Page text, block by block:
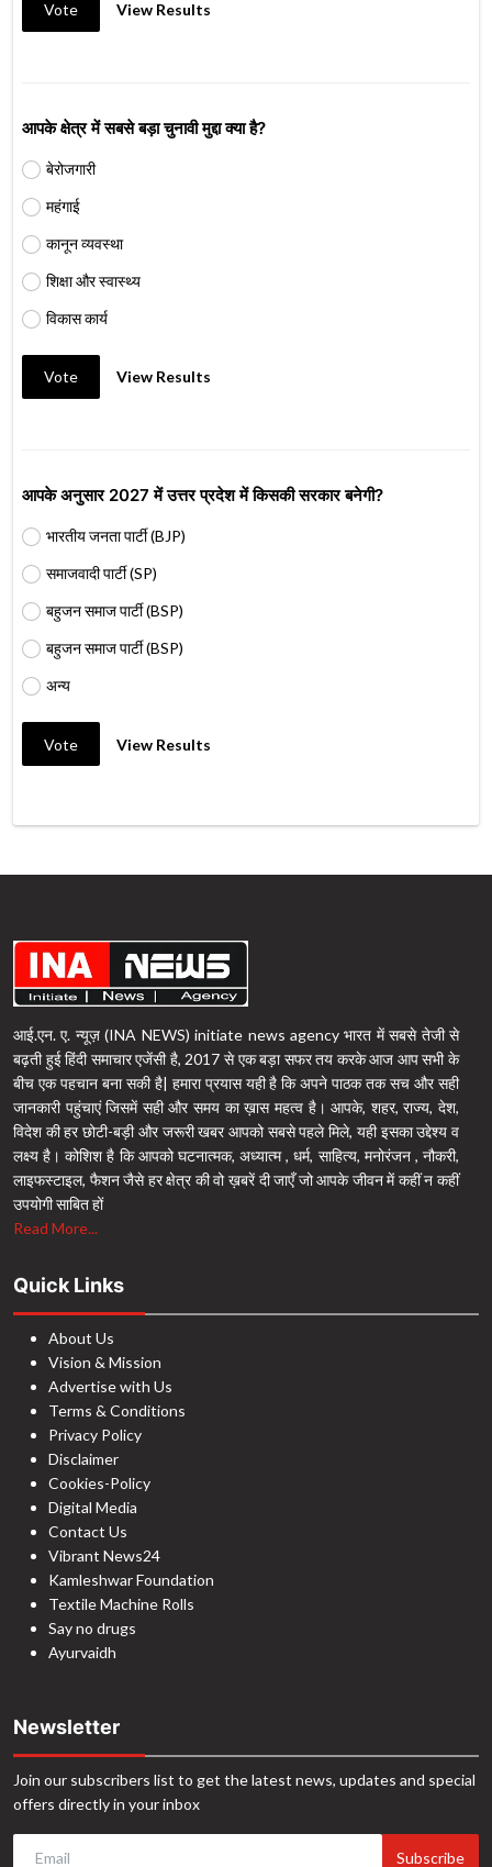
Vote View Results
आपके क्षेत्र में सबसे बड़ा चुनावी मुद्दा क्या है?
बेरोजगारी
महंगाई
कानून व्यवस्था
शिक्षा और स्वास्थ्य
विकास कार्य
Vote View Results
आपके अनुसार 2027 में उत्तर प्रदेश में किसकी सरकार बनेगी?
भारतीय जनता पार्टी (BJP)
समाजवादी पार्टी (SP)
बहुजन समाज पार्टी (BSP)
बहुजन समाज पार्टी (BSP)
अन्य
Vote View Results
आई.एन. ए. न्यूज़ (INA NEWS) initiate news agency भारत में सबसे तेजी से
बढ़ती हुई हिंदी समाचार एजेंसी है, 2017 से एक बड़ा सफर तय करके आज आप सभी के
बीच एक पहचान बना सकी है| हमारा प्रयास यही है कि अपने पाठक तक सच और सही
जानकारी पहुंचाएं जिसमें सही और समय का ख़ास महत्व है। आपके, शहर, राज्य, देश,
विदेश की हर छोटी-बड़ी और जरूरी खबर आपको सबसे पहले मिले, यही इसका उद्देश्य व
लक्ष्य है। कोशिश है कि आपको घटनात्मक, अध्यात्म , धर्म, साहित्य, मनोरंजन , नौकरी,
लाइफस्टाइल, फैशन जैसे हर क्षेत्र की वो ख़बरें दी जाएँ जो आपके जीवन में कहीं न कहीं
उपयोगी साबित हों
Read More...
Quick Links
About Us
Vision & Mission
Advertise with Us
Terms & Conditions
Privacy Policy
Disclaimer
Cookies-Policy
Digital Media
Contact Us
Vibrant News24
Kamleshwar Foundation
Textile Machine Rolls
Say no drugs
Ayurvaidh
Newsletter
Join our subscribers list to get the latest news, updates and special
offers directly in your inbox
Subscribe